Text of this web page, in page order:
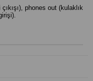
phones out (kulaklık